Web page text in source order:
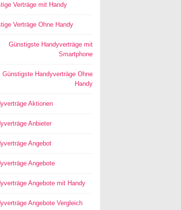
Verträge mit Handy
Verträge Ohne Handy
Günstigste Handyverträge mit
Smartphone
Günstigste Handyverträge Ohne
Handy
Aktionen
Anbieter
Angebot
Angebote
Angebote mit Handy
Angebote Vergleich